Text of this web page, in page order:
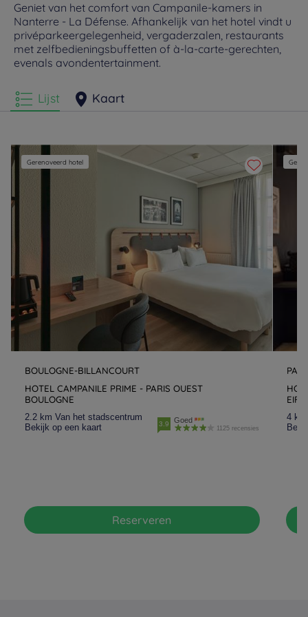
Geniet van het comfort van Campanile-kamers in
Nanterre - La Défense. Afhankelijk van het hotel vindt u
privéparkeergelegenheid, vergaderzalen, restaurants
met zelfbedieningsbuffetten of à-la-carte-gerechten,
evenals avondentertainment.
Lijst Kaart
Gerenoveerd hotel
BOULOGNE-BILLANCOURT
HOTEL CAMPANILE PRIME - PARIS OUEST
BOULOGNE
2.2 km Van het stadscentrum
Bekijk op een kaart
3.9 Goed
1125 recensies
Reserveren
4